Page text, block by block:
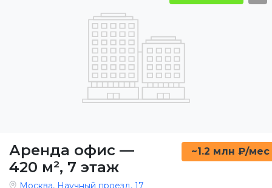
Аренда офис —
420 м², 7 этаж
~1.2 млн ₽/мес
Москва, Научный проезд, 17